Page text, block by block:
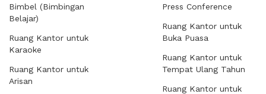
Bimbel (Bimbingan
Belajar)
Ruang Kantor untuk
Karaoke
Ruang Kantor untuk
Arisan
Press Conference
Ruang Kantor untuk
Buka Puasa
Ruang Kantor untuk
Tempat Ulang Tahun
Ruang Kantor untuk